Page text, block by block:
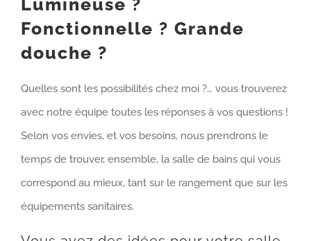
Fonctionnelle ? Grande
douche ?
Quelles sont les possibilités chez moi ?… vous trouverez
avec notre équipe toutes les réponses à vos questions !
Selon vos envies, et vos besoins, nous prendrons le
temps de trouver, ensemble, la salle de bains qui vous
correspond au mieux, tant sur le rangement que sur les
équipements sanitaires.